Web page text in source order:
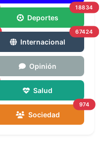
Deportes
18834
Internacional
67424
Opinión
Salud
Sociedad
974